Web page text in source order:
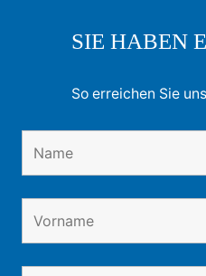
SIE HABEN
So erreichen Sie